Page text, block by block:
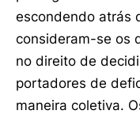
escondendo atrás
consideram-se os
no direito de
portadores de
maneira coletiva.